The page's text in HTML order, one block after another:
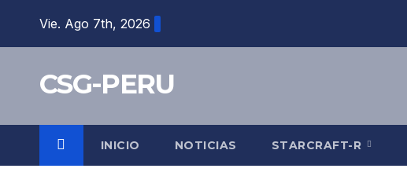
Vie. Ago 7th, 2026
CSG-PERU
INICIO NOTICIAS STARCRAFT-R